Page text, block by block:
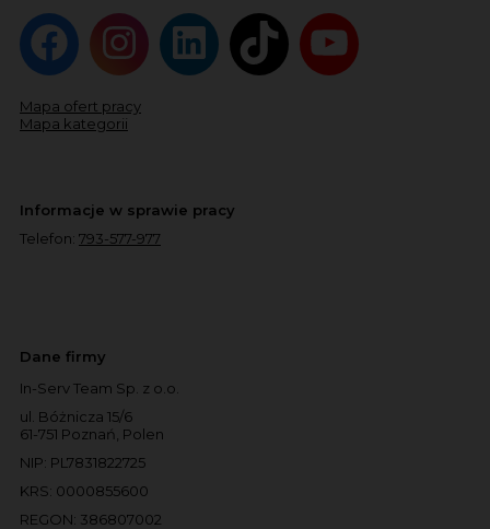
Mapa ofert pracy
Mapa kategorii
Informacje w sprawie pracy
Telefon: 793-577-977
Dane firmy
In-Serv Team Sp. z o.o.
ul. Bóżnicza 15/6
61-751 Poznań, Polen
NIP: PL7831822725
KRS: 0000855600
REGON: 386807002